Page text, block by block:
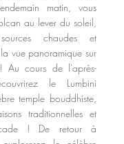
matin, vous
au lever du soleil,
chaudes et
vue panoramique sur
Au cours de l'après-
le Lumbini
temple bouddhiste,
traditionnelles et
! De retour à